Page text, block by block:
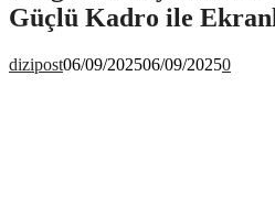
Güçlü Kadro ile
dizipost06/09/202506/09/20250